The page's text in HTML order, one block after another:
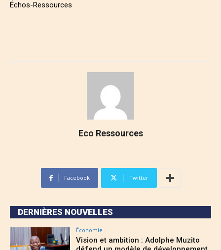
Échos-Ressources
Eco Ressources
Facebook Twitter
DERNIÈRES NOUVELLES
Économie
Vision et ambition : Adolphe Muzito